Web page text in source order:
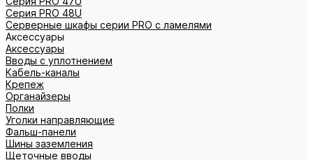
Серия PRO 48U
Серверные шкафы серии PRO с ламелями
Аксессуары
Аксессуары
Вводы с уплотнением
Кабель-каналы
Крепеж
Органайзеры
Полки
Уголки направляющие
Фальш-панели
Шины заземления
Щеточные вводы